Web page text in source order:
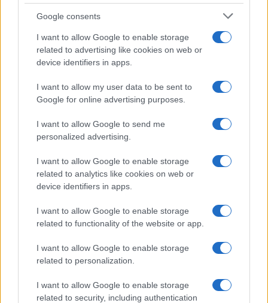
Google consents
I want to allow Google to enable storage
related to advertising like cookies on web or
device identifiers in apps.
I want to allow my user data to be sent to
Google for online advertising purposes.
I want to allow Google to send me
personalized advertising.
I want to allow Google to enable storage
related to analytics like cookies on web or
device identifiers in apps.
I want to allow Google to enable storage
related to functionality of the website or app.
I want to allow Google to enable storage
related to personalization.
I want to allow Google to enable storage
related to security, including authentication
AKTUELNO
31.08.16. 14:38
Esad Bajtal za Novi.ba: Dodik širenjem mržnje i
Saznaj više